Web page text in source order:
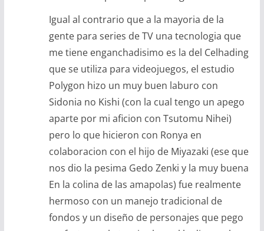
Igual al contrario que a la mayoria de la
gente para series de TV una tecnologia que
me tiene enganchadisimo es la del Celhading
que se utiliza para videojuegos, el estudio
Polygon hizo un muy buen laburo con
Sidonia no Kishi (con la cual tengo un apego
aparte por mi aficion con Tsutomu Nihei)
pero lo que hicieron con Ronya en
colaboracion con el hijo de Miyazaki (ese que
nos dio la pesima Gedo Zenki y la muy buena
En la colina de las amapolas) fue realmente
hermoso con un manejo tradicional de
fondos y un diseño de personajes que pego